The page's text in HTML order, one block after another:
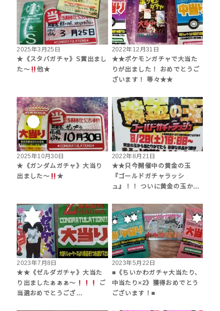
2025年3月25日
★《スタバガチャ》S賞出まし
た〜
他★
2022年12月31日
★★ポケモンガチャで大当た
りが出ました！ おめでとうご
ざいます！ 等々★★
2025年10月30日
★《ガンダムガチャ》大当り
出ました〜
★
2022年8月21日
★★只今開催中の黄金の玉
『ゴールドガチャラッシ
ュ』！！ ついに黄金の玉か…
2023年7月8日
★★《ゼルダガチャ》大当た
り出ましたぁぁぁ〜
ご
当選おめでとうござ…
2023年5月22日
■《ちいかわガチャ大当たり、
中当たり×2》獲得おめでとう
ございます！■